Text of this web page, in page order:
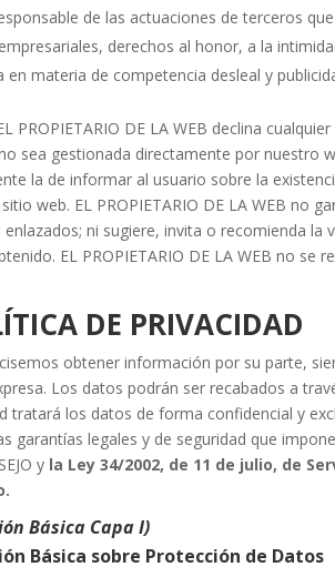
de las actuaciones de terceros
derechos al honor, a la
en materia de competencia desleal y
PROPIETARIO DE LA WEB declina
sea gestionada directamente por nuestro
la de informar al usuario sobre la
web. EL PROPIETARIO DE LA WEB no
enlazados; ni sugiere, invita o recomienda
EL PROPIETARIO DE LA WEB no
DE PRIVACIDAD
obtener información por su parte,
Los datos podrán ser recabados a
tratará los datos de forma confidencial y
garantías legales y de seguridad que
y la Ley 34/2002, de 11 de julio, de
Básica Capa I)
Básica sobre Protección de Datos